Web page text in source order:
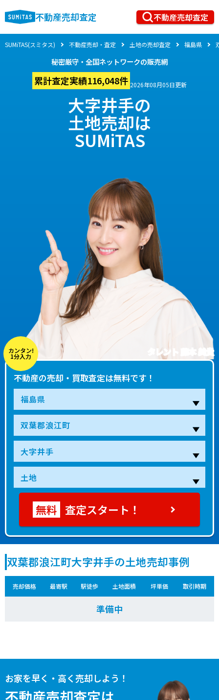
不動産売却査定 不動産売却査定
SUMiTAS(スミタス) 不動産売却・査定 土地の売却査定 福島県
秘密厳守・全国ネットワークの販売網
累計査定実績116,048件 2026年08月05日更新
大字井手の
土地売却は
SUMiTAS
タレント 藤本 美貴
カンタン!
1分入力
不動産の売却・買取査定は無料です！
査定スタート！
双葉郡浪江町大字井手の土地売却事例
売却価格 最寄駅 駅徒歩 土地面積 坪単価 取引時期
準備中
お家を早く・高く売却しよう！